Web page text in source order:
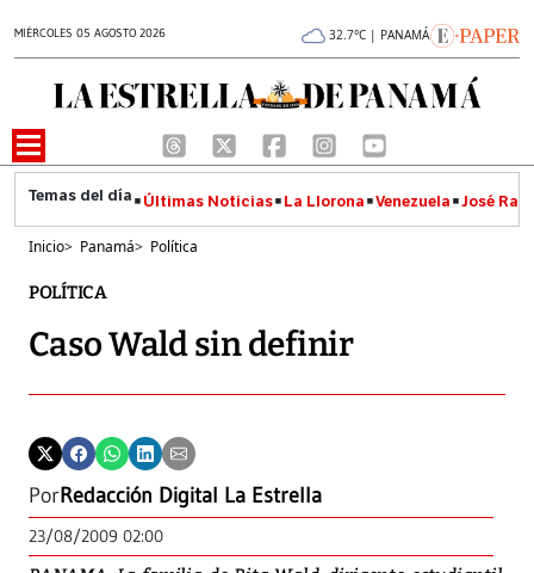
MIÉRCOLES 05 AGOSTO 2026 32.7°C | PANAMÁ
Últimas Noticias La Llorona Venezuela José
Inicio> Panamá> Política
POLÍTICA
Caso Wald sin definir
PorRedacción Digital La Estrella
23/08/2009 02:00